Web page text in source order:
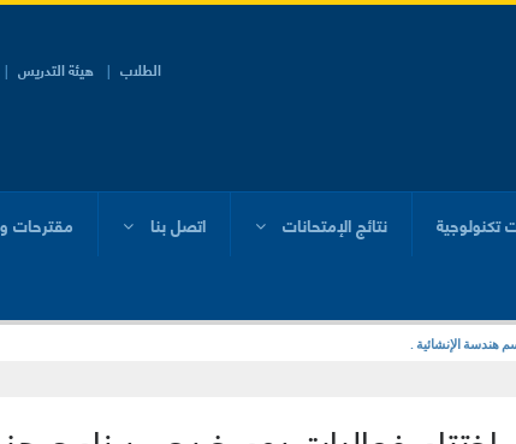
الطلاب هيئة التدريس
تكنولوجية نتائج الإمتحانات اتصل بنا مقترحات
هندسة الإنشائية .